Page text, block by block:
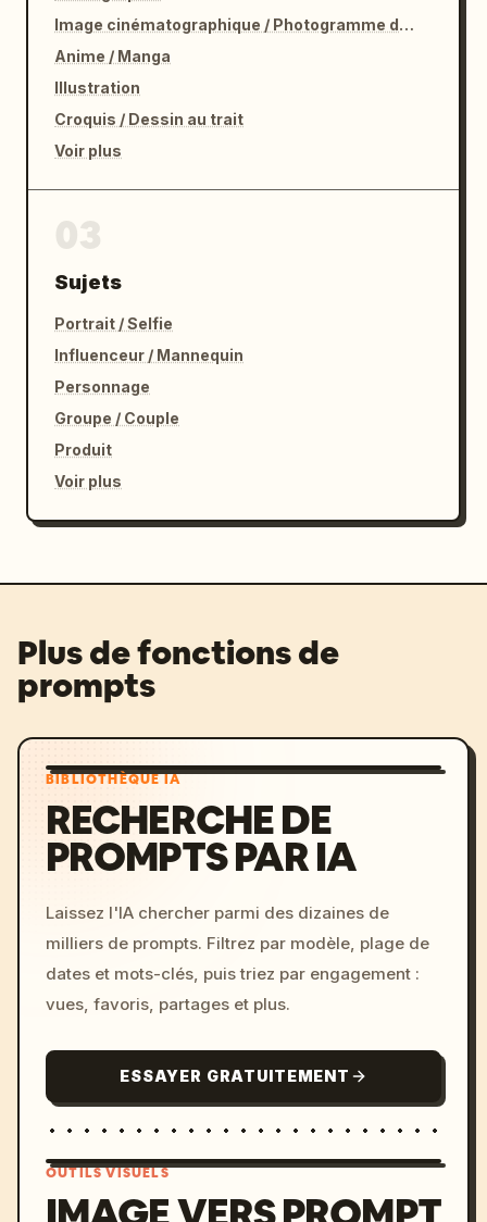
Image cinématographique / Photogramme de film
Anime / Manga
Illustration
Croquis / Dessin au trait
Voir plus
Sujets
Portrait / Selfie
Influenceur / Mannequin
Personnage
Groupe / Couple
Produit
Voir plus
Plus de fonctions de
prompts
BIBLIOTHÈQUE IA
RECHERCHE DE
PROMPTS PAR IA
Laissez l'IA chercher parmi des dizaines de
milliers de prompts. Filtrez par modèle, plage de
dates et mots-clés, puis triez par engagement :
vues, favoris, partages et plus.
ESSAYER GRATUITEMENT
OUTILS VISUELS